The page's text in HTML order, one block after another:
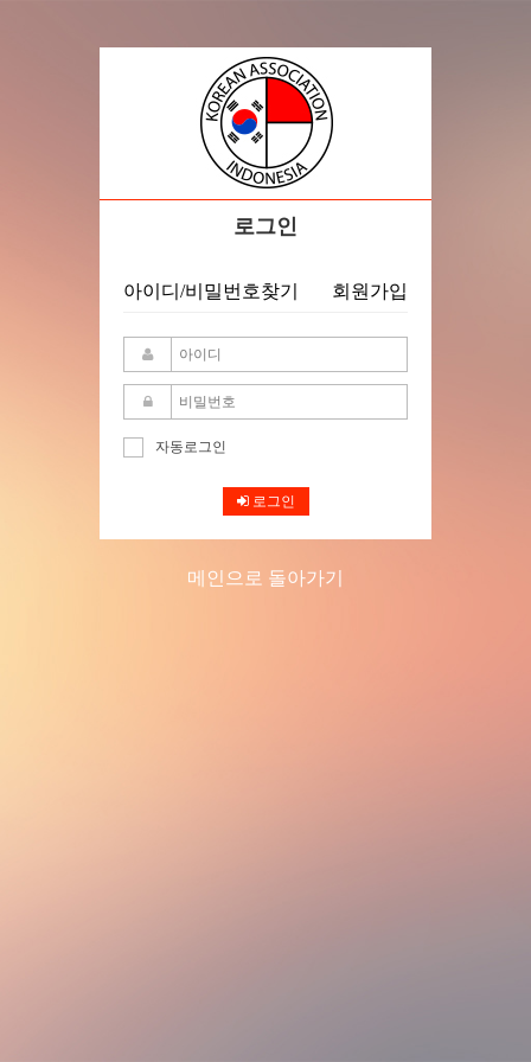
로그인
아이디/비밀번호찾기 회원가입
자동로그인
로그인
메인으로 돌아가기